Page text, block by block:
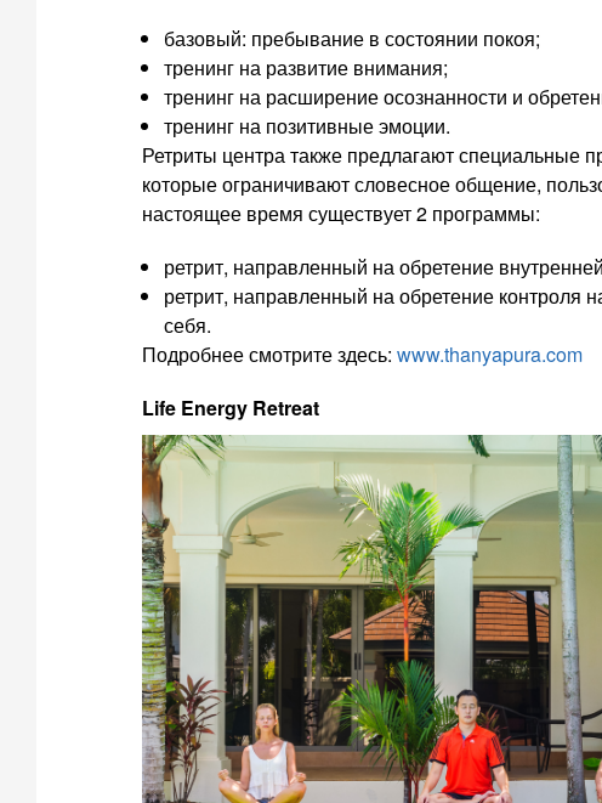
базовый: пребывание в состоянии покоя;
тренинг на развитие внимания;
тренинг на расширение осознанности и
тренинг на позитивные эмоции.
Ретриты центра также предлагают специальные
которые ограничивают словесное общение,
настоящее время существует 2 программы:
ретрит, направленный на обретение
ретрит, направленный на обретение контроля
себя.
Подробнее смотрите здесь: www.thanyapura.com
Life Energy Retreat